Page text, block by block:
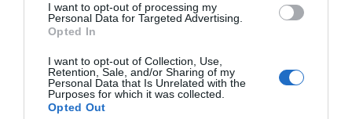
I want to opt-out of processing my
Personal Data for Targeted Advertising.
Opted In
I want to opt-out of Collection, Use,
Retention, Sale, and/or Sharing of my
Personal Data that Is Unrelated with the
Purposes for which it was collected.
Opted Out
Nokia, Ericsson... Huawei: lo que importan
son las patentes
Eulogio López
Isabel Pantoja pierde dos pleitos
con Hacienda por 700.000